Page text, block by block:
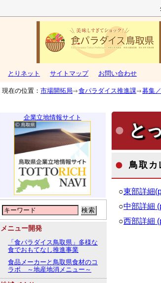
とりネット サイトマップ お問い合わせ
現在の位置： 市場開拓局 食パラダイス推進課 募集
企業立地情報サイト
検索
メニュー開発
「食パラダイス鳥取県」多様な
食でおもてなし推進事業
食品メーカーと鳥取県食材のコ
ラボ ～地産地消メニュー～
と
鳥取カ
○東部詳細
○中部詳細
○西部詳細